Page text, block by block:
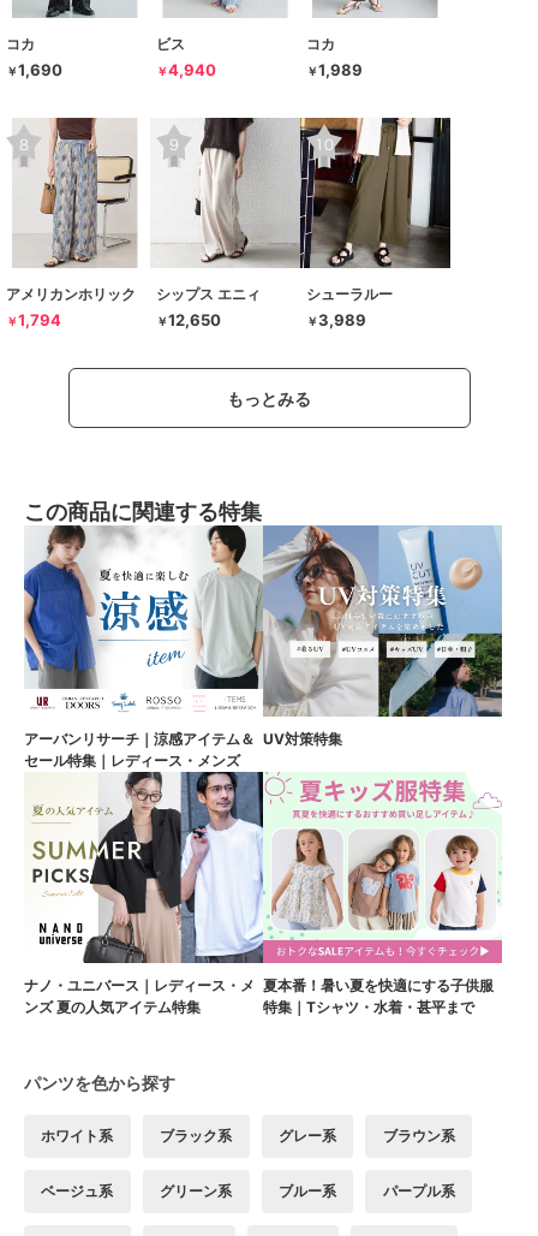
コカ
￥1,690
ビス
￥4,940
コカ
￥1,989
アメリカンホリック
￥1,794
シップス エニィ
￥12,650
シューラルー
￥3,989
もっとみる
この商品に関連する特集
アーバンリサーチ｜涼感アイテム＆
セール特集｜レディース・メンズ
UV対策特集
ナノ・ユニバース｜レディース・メ
ンズ 夏の人気アイテム特集
夏本番！暑い夏を快適にする子供服
特集｜Tシャツ・水着・甚平まで
パンツを色から探す
ホワイト系 ブラック系 グレー系 ブラウン系
ベージュ系 グリーン系 ブルー系 パープル系